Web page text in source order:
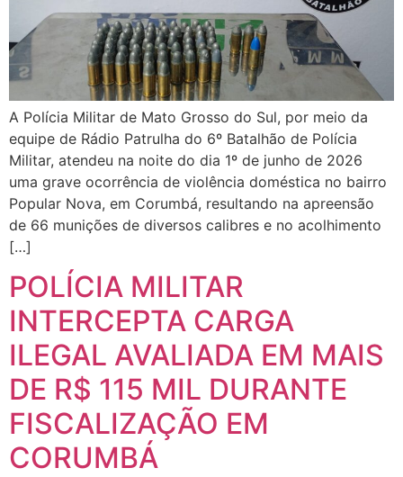
A Polícia Militar de Mato Grosso do Sul, por meio da
equipe de Rádio Patrulha do 6º Batalhão de Polícia
Militar, atendeu na noite do dia 1º de junho de 2026
uma grave ocorrência de violência doméstica no bairro
Popular Nova, em Corumbá, resultando na apreensão
de 66 munições de diversos calibres e no acolhimento
[…]
POLÍCIA MILITAR
INTERCEPTA CARGA
ILEGAL AVALIADA EM MAIS
DE R$ 115 MIL DURANTE
FISCALIZAÇÃO EM
CORUMBÁ